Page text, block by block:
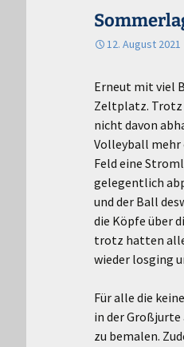
12. August 2021
Erneut mit viel
Zeltplatz. Trotz
nicht davon
Volleyball mehr
Feld eine
gelegentlich
und der Ball
die Köpfe über
trotz hatten
wieder losging
Für alle die
in der Großjurte
zu bemalen.